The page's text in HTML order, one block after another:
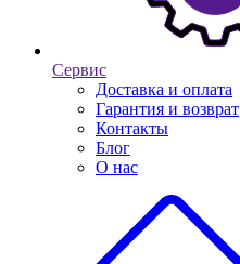
Сервис
Доставка и оплата
Гарантия и возврат
Контакты
Блог
О нас